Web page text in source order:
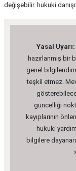
değişebilir. hukuki
Yasal Uyarı:
hazırlanmış bir
genel
teşkil etmez.
güncelliği
kayıplarının
hukuki
bilgilere